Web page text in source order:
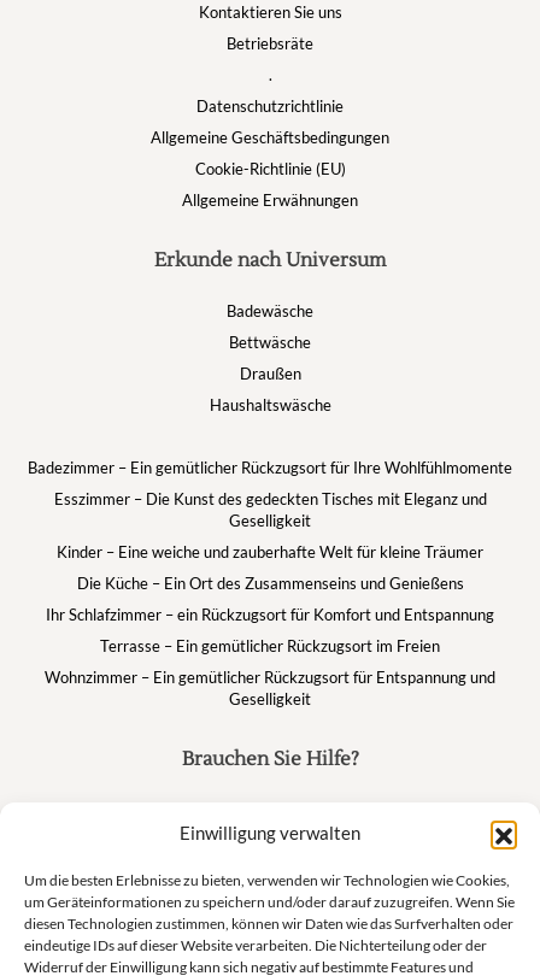
Einwilligung verwalten
Um die besten Erlebnisse zu bieten, verwenden wir Technologien wie Cookies,
um Geräteinformationen zu speichern und/oder darauf zuzugreifen. Wenn Sie
diesen Technologien zustimmen, können wir Daten wie das Surfverhalten oder
eindeutige IDs auf dieser Website verarbeiten. Die Nichterteilung oder der
Widerruf der Einwilligung kann sich negativ auf bestimmte Features und
Brauchen Sie Hilfe?
Mein Konto
Warenkorb
Suivez nous
Kontaktieren Sie uns
Betriebsräte
.
Datenschutzrichtlinie
Allgemeine Geschäftsbedingungen
Cookie-Richtlinie (EU)
Allgemeine Erwähnungen
Erkunde nach Universum
Badewäsche
Bettwäsche
Draußen
Haushaltswäsche
Badezimmer – Ein gemütlicher Rückzugsort für Ihre Wohlfühlmomente
Esszimmer – Die Kunst des gedeckten Tisches mit Eleganz und
Geselligkeit
Kinder – Eine weiche und zauberhafte Welt für kleine Träumer
Die Küche – Ein Ort des Zusammenseins und Genießens
Ihr Schlafzimmer – ein Rückzugsort für Komfort und Entspannung
Terrasse – Ein gemütlicher Rückzugsort im Freien
Wohnzimmer – Ein gemütlicher Rückzugsort für Entspannung und
Geselligkeit